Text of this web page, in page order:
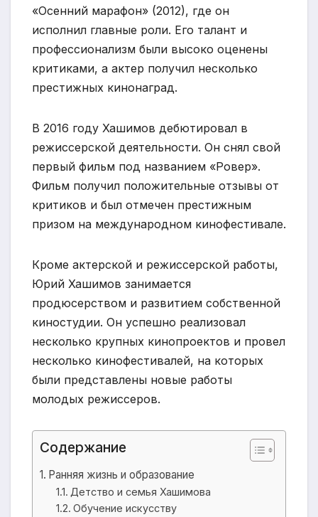
«Осенний марафон» (2012), где он
исполнил главные роли. Его талант и
профессионализм были высоко оценены
критиками, а актер получил несколько
престижных кинонаград.
В 2016 году Хашимов дебютировал в
режиссерской деятельности. Он снял свой
первый фильм под названием «Ровер».
Фильм получил положительные отзывы от
критиков и был отмечен престижным
призом на международном кинофестивале.
Кроме актерской и режиссерской работы,
Юрий Хашимов занимается
продюсерством и развитием собственной
киностудии. Он успешно реализовал
несколько крупных кинопроектов и провел
несколько кинофестивалей, на которых
были представлены новые работы
молодых режиссеров.
Содержание
Ранняя жизнь и образование
Детство и семья Хашимова
Обучение искусству